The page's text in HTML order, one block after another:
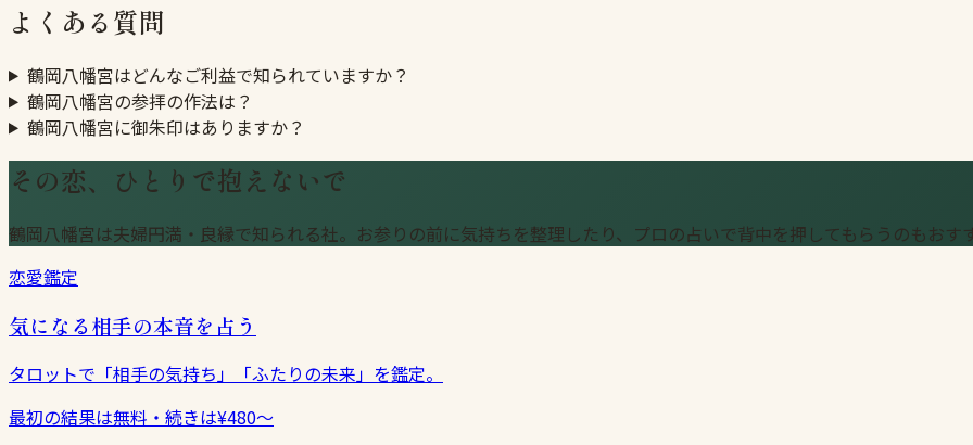
よくある質問
鶴岡八幡宮はどんなご利益で知られていますか？
鶴岡八幡宮の参拝の作法は？
鶴岡八幡宮に御朱印はありますか？
その恋、ひとりで抱えないで
鶴岡八幡宮は夫婦円満・良縁で知られる社。お参りの前に気持ちを整理したり、プロの占いで背中を押してもらうのもおす
恋愛鑑定
気になる相手の本音を占う
タロットで「相手の気持ち」「ふたりの未来」を鑑定。
最初の結果は無料・続きは¥480〜